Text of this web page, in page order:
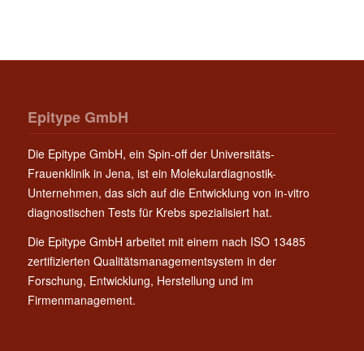
Epitype GmbH
Die Epitype GmbH, ein Spin-off der Universitäts-
Frauenklinik in Jena, ist ein Molekulardiagnostik-
Unternehmen, das sich auf die Entwicklung von in-vitro
diagnostischen Tests für Krebs spezialisiert hat.
Die Epitype GmbH arbeitet mit einem nach ISO 13485
zertifizierten Qualitätsmanagementsystem in der
Forschung, Entwicklung, Herstellung und im
Firmenmanagement.